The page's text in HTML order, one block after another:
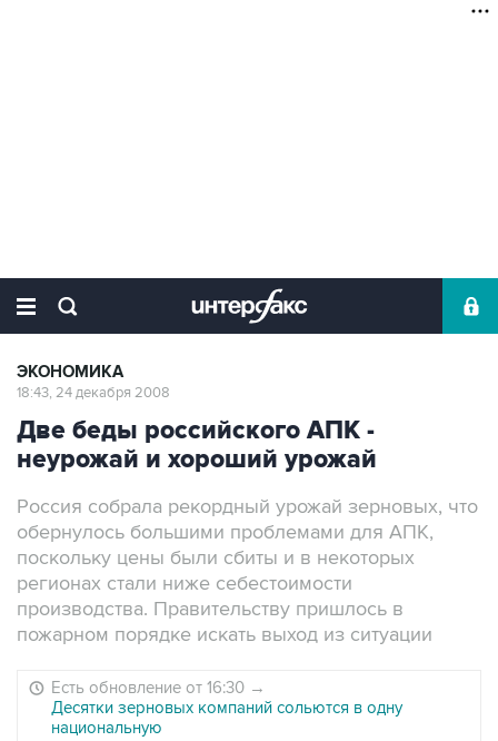
ЭКОНОМИКА
18:43, 24 декабря 2008
Две беды российского АПК -
неурожай и хороший урожай
Россия собрала рекордный урожай зерновых, что
обернулось большими проблемами для АПК,
поскольку цены были сбиты и в некоторых
регионах стали ниже себестоимости
производства. Правительству пришлось в
пожарном порядке искать выход из ситуации
Есть обновление от 16:30 →
Десятки зерновых компаний сольются в одну
национальную